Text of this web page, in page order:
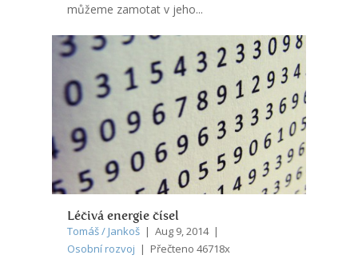
můžeme zamotat v jeho...
Léčivá energie čísel
Tomáš / Jankoš | Aug 9, 2014 |
Osobní rozvoj | Přečteno 46718x